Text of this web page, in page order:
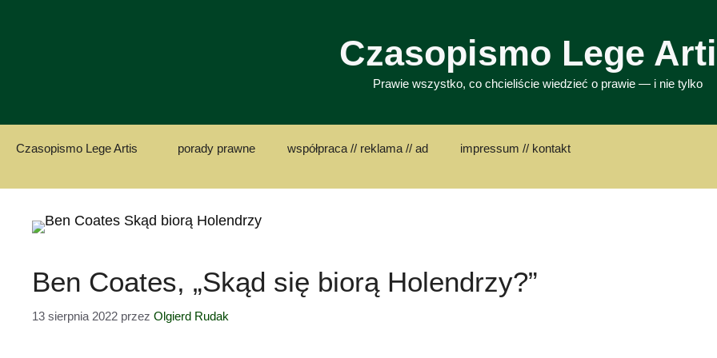
Czasopismo Lege
Prawie wszystko, co chcieliście wiedzieć o prawie — i nie tylko
Czasopismo Lege Artis porady prawne współpraca // reklama // ad impressum // kontakt
Ben Coates, „Skąd się biorą Holendrzy?”
13 sierpnia 2022 przez Olgierd Rudak